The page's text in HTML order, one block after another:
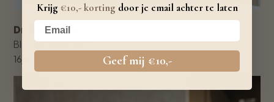
Dr. Bas Prens
BIG geregistreerd
16
Krijg €10,- korting door je email achter te laten
Your email
Geef mij €10,-